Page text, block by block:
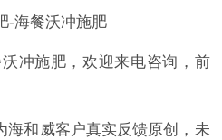
-海餐沃冲施肥
冲施肥，欢迎来电咨询，前
海和威客户真实反馈原创，未